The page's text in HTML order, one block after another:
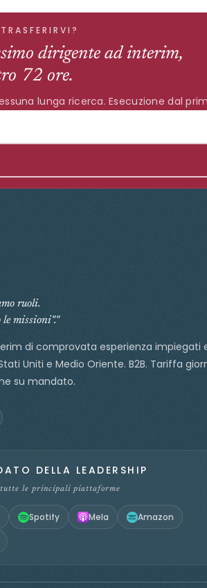
dirigente ad interim,
72 ore.
lunga ricerca. Esecuzione dal
ruoli.
missioni"."
di comprovata esperienza impiegati
Uniti e Medio Oriente. B2B. Tariffa
su mandato.
DELLA LEADERSHIP
tutte le principali piattaforme
Spotify Mela Amazon